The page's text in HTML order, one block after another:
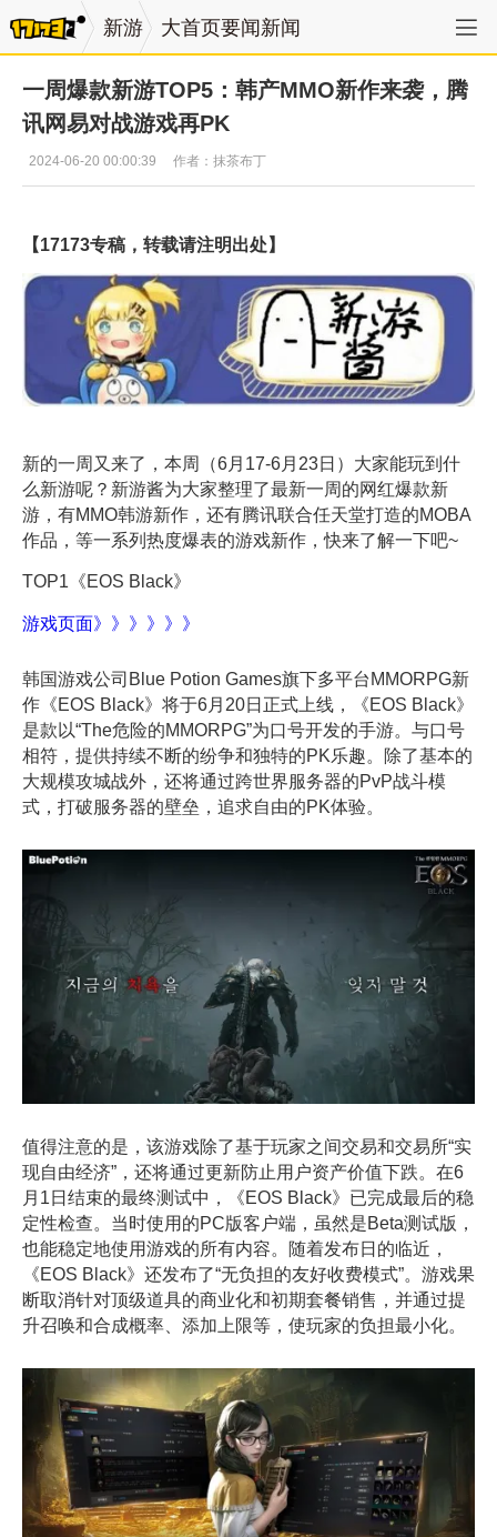
新游 大首页要闻新闻
一周爆款新游TOP5：韩产MMO新作来袭，腾
讯网易对战游戏再PK
2024-06-20 00:00:39 作者：抹茶布丁
【17173专稿，转载请注明出处】
新的一周又来了，本周（6月17-6月23日）大家能玩到什
么新游呢？新游酱为大家整理了最新一周的网红爆款新
游，有MMO韩游新作 ，还有腾讯联合任天堂打造的MOBA
作品 ， 等一系列热度爆表的游戏新作，快来了解一下吧~
TOP1 《EOS Black》
游戏页面》》》》》》
韩国游戏公司Blue Potion Games旗下多平台MMORPG新
作《EOS Black》将于6月20日正式上线 ，
《EOS Black》
是款以“The危险的MMORPG”为口号开发的手游。与口号
相符，提供持续不断的纷争和独特的PK乐趣。除了基本的
大规模攻城战外，还将通过跨世界服务器的PvP战斗模
式，打破服务器的壁垒，追求自由的PK体验。
值得注意的是，该游戏除了基于玩家之间交易和交易所“实
现自由经济”，还将通过更新防止用户资产价值下跌。 在6
月1日结束的最终测试中，《EOS Black》已完成最后的稳
定性检查。当时使用的PC版客户端，虽然是Beta测试版，
也能稳定地使用游戏的所有内容。
随着发布日的临近，
《EOS Black》还发布了“无负担的友好收费模式”。游戏果
断取消针对顶级道具的商业化和初期套餐销售，并通过提
升召唤和合成概率、添加上限等，使玩家的负担最小化。